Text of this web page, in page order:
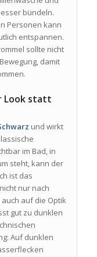
bündeln.
Personen kann
entspannen.
sollte nicht
damit
Look statt
und wirkt
im Bad, in
steht, kann der
ist das
nur nach
auf die Optik
gut zu dunklen
Auf dunklen